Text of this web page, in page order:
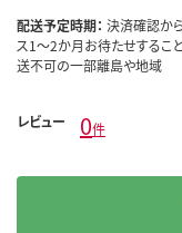
配送予定時期： 決済確認か
ス1～2か月お待たせするこ
送不可の一部離島や地域
レビュー 0件